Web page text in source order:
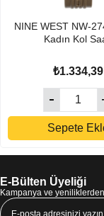
NINE WEST NW-
Kadın Kol
₺1.334,39
Sepete
E-Bülten Üyeliği
Kampanya ve